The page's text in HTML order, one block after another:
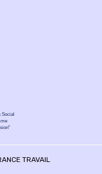
Social
TRAVAIL